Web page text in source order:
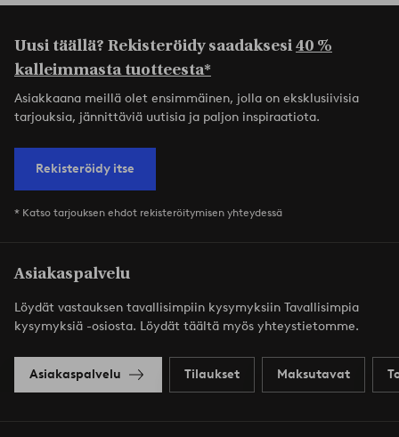
Uusi täällä? Rekisteröidy saadaksesi40 %
kalleimmasta tuotteesta*
Asiakkaana meillä olet ensimmäinen, jolla on eksklusiivisia
tarjouksia, jännittäviä uutisia ja paljon inspiraatiota.
Rekisteröidy itse
* Katso tarjouksen ehdot rekisteröitymisen yhteydessä
Asiakaspalvelu
Löydät vastauksen tavallisimpiin kysymyksiin Tavallisimpia
kysymyksiä -osiosta. Löydät täältä myös yhteystietomme.
Asiakaspalvelu Tilaukset Maksutavat